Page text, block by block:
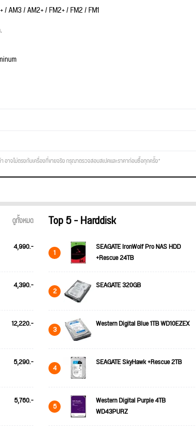
/ AM3 / AM2+ / FM2+ / FM2 / FM1
อาจไม่ตรงกับเครื่องที่ขายจริง กรุณาตรวจสอบสเปคและราคาก่อนซื้อทุกครั้ง*
ดูทั้งหมด
4,990.-
4,390.-
12,220.-
5,290.-
5,760.-
Top 5 - Harddisk
1
SEAGATE IronWolf Pro NAS HDD
+Rescue 24TB
2 SEAGATE 320GB
3 Western Digital Blue 1TB WD10EZEX
4 SEAGATE SkyHawk +Rescue 2TB
5
Western Digital Purple 4TB
WD43PURZ